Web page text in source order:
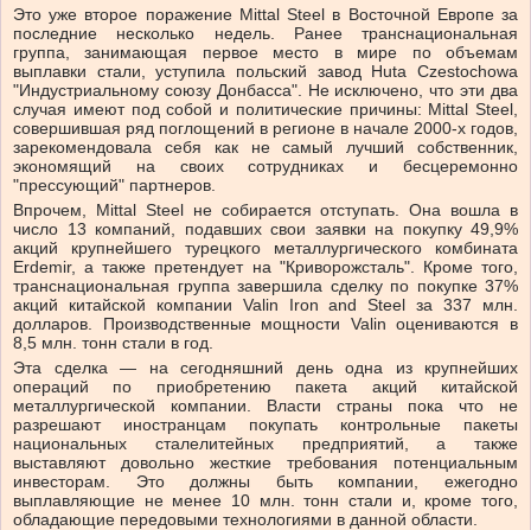
Это уже второе поражение Mittal Steel в Восточной Европе за
последние несколько недель. Ранее транснациональная
группа, занимающая первое место в мире по объемам
выплавки стали, уступила польский завод Huta Czestochowa
"Индустриальному союзу Донбасса". Не исключено, что эти два
случая имеют под собой и политические причины: Mittal Steel,
совершившая ряд поглощений в регионе в начале 2000-х годов,
зарекомендовала себя как не самый лучший собственник,
экономящий на своих сотрудниках и бесцеремонно
"прессующий" партнеров.
Впрочем, Mittal Steel не собирается отступать. Она вошла в
число 13 компаний, подавших свои заявки на покупку 49,9%
акций крупнейшего турецкого металлургического комбината
Erdemir, а также претендует на "Криворожсталь". Кроме того,
транснациональная группа завершила сделку по покупке 37%
акций китайской компании Valin Iron and Steel за 337 млн.
долларов. Производственные мощности Valin оцениваются в
8,5 млн. тонн стали в год.
Эта сделка — на сегодняшний день одна из крупнейших
операций по приобретению пакета акций китайской
металлургической компании. Власти страны пока что не
разрешают иностранцам покупать контрольные пакеты
национальных сталелитейных предприятий, а также
выставляют довольно жесткие требования потенциальным
инвесторам. Это должны быть компании, ежегодно
выплавляющие не менее 10 млн. тонн стали и, кроме того,
обладающие передовыми технологиями в данной области.